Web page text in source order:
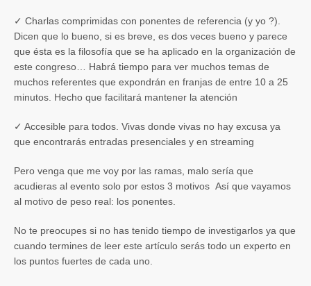
✓ Charlas comprimidas con ponentes de referencia (y yo ?).
Dicen que lo bueno, si es breve, es dos veces bueno y parece
que ésta es la filosofía que se ha aplicado en la organización de
este congreso… Habrá tiempo para ver muchos temas de
muchos referentes que expondrán en franjas de entre 10 a 25
minutos. Hecho que facilitará mantener la atención
✓ Accesible para todos. Vivas donde vivas no hay excusa ya
que encontrarás entradas presenciales y en streaming
Pero venga que me voy por las ramas, malo sería que
acudieras al evento solo por estos 3 motivos Así que vayamos
al motivo de peso real: los ponentes.
No te preocupes si no has tenido tiempo de investigarlos ya que
cuando termines de leer este artículo serás todo un experto en
los puntos fuertes de cada uno.